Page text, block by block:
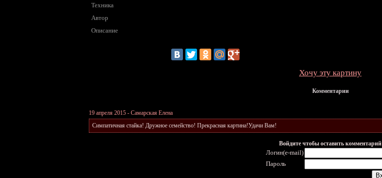
Техника
Автор
Описание
Хочу эту картину
Комментарии
19 апреля 2015 - Самарская Елена
Симпатичная стайка! Дружное семейство! Прекрасная картина!Удачи Вам!
Войдите чтобы оставить комментарий
Логин(e-mail)
Пароль